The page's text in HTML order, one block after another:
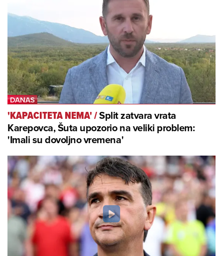
'KAPACITETA NEMA'/Split zatvara vrata
Karepovca, Šuta upozorio na veliki problem:
'Imali su dovoljno vremena'